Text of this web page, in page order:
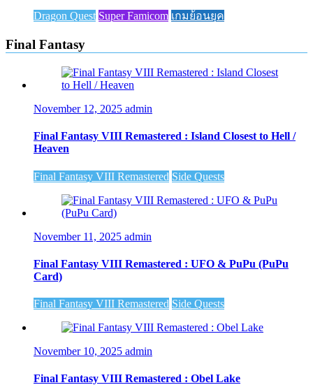
Dragon Quest Super Famicom เกมย้อนยุค
Final Fantasy
November 12, 2025 admin
Final Fantasy VIII Remastered : Island Closest to Hell /
Heaven
Final Fantasy VIII Remastered Side Quests
November 11, 2025 admin
Final Fantasy VIII Remastered : UFO & PuPu (PuPu
Card)
Final Fantasy VIII Remastered Side Quests
November 10, 2025 admin
Final Fantasy VIII Remastered : Obel Lake